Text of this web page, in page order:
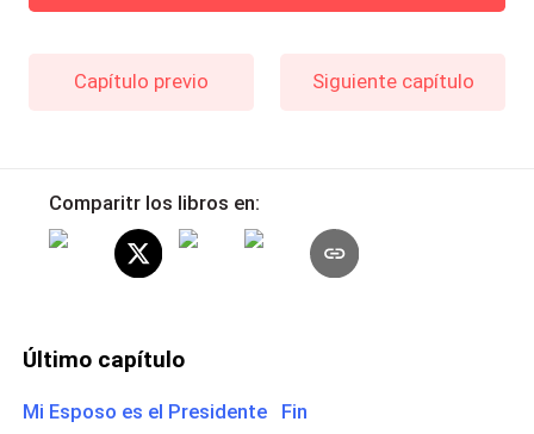
Capítulo previo Siguiente capítulo
Comparitr los libros en:
Último capítulo
Mi Esposo es el Presidente Fin